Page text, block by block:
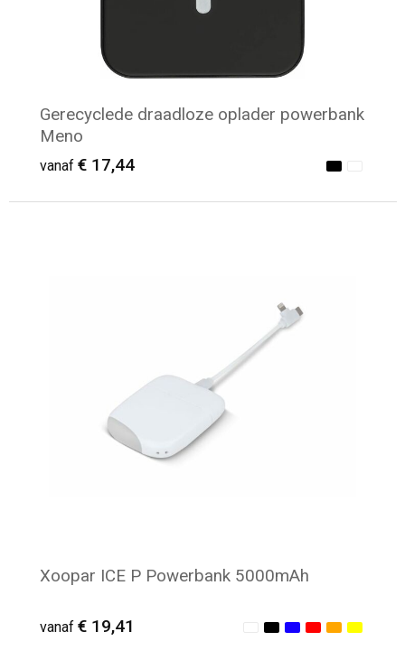
Gerecyclede draadloze oplader powerbank
Meno
vanaf € 17,44
Xoopar ICE P Powerbank 5000mAh
vanaf € 19,41